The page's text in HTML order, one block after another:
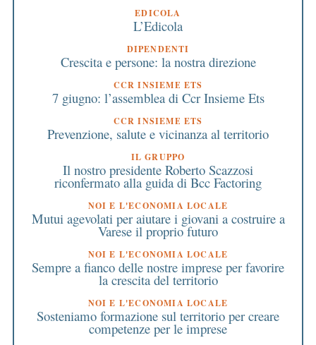
EDICOLA
L’Edicola
DIPENDENTI
Crescita e persone: la nostra direzione
CCR INSIEME ETS
7 giugno: l’assemblea di Ccr Insieme Ets
CCR INSIEME ETS
Prevenzione, salute e vicinanza al territorio
IL GRUPPO
Il nostro presidente Roberto Scazzosi
riconfermato alla guida di Bcc Factoring
NOI E L'ECONOMIA LOCALE
Mutui agevolati per aiutare i giovani a costruire a
Varese il proprio futuro
NOI E L'ECONOMIA LOCALE
Sempre a fianco delle nostre imprese per favorire
la crescita del territorio
NOI E L'ECONOMIA LOCALE
Sosteniamo formazione sul territorio per creare
competenze per le imprese